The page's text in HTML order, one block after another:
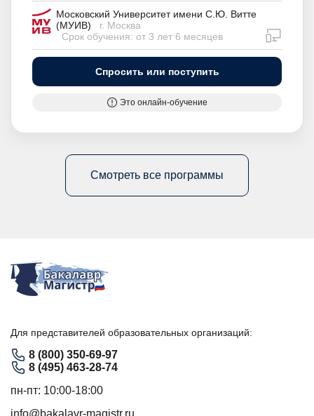
Московский Университет имени С.Ю. Витте
(МУИВ)
г. Москва
Срок обучения: от 3 лет 6 месяцев
Спросить или поступить
Это онлайн-обучение
Смотреть все программы
Для представителей образовательных организаций:
8 (800) 350-69-97
8 (495) 463-28-74
пн-пт: 10:00-18:00
info@bakalavr-magistr.ru